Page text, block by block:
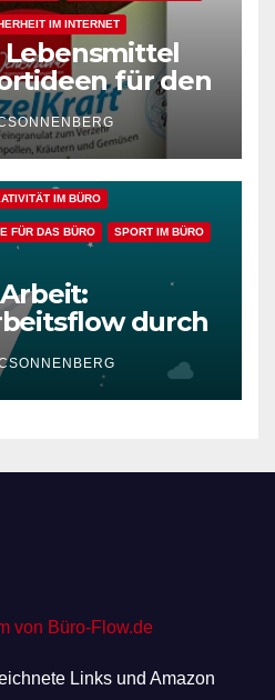
IM INTERNET
Lebensmittel
für den
für einen
BÜRO GADGETS
BÜRO GADGETS FÜR MÄNNER
IM BÜRO
IM BÜRO
FÜR DAS BÜRO SPORT IM BÜRO
durch
von Büro-Flow.de
Links und Amazon